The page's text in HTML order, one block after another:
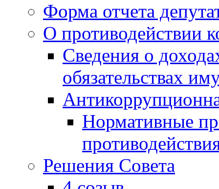
Форма отчета
О противодействии
Сведения о
обязательствах
Нормативные
Решения Совета